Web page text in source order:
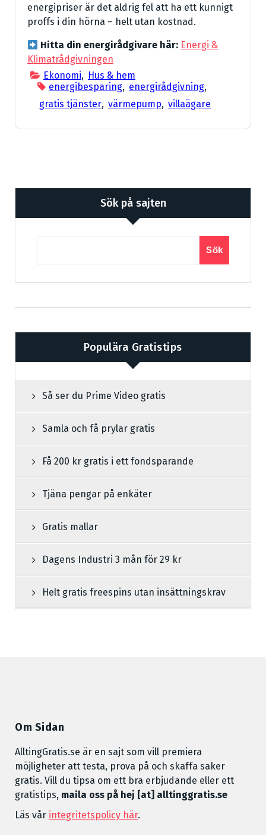
energipriser är det aldrig fel att ha ett kunnigt
proffs i din hörna – helt utan kostnad.
Hitta din energirådgivare här: Energi &
Klimatrådgivningen
Ekonomi, Hus & hem
energibesparing, energirådgivning,
gratis tjänster, värmepump, villaägare
Sök på sajten
Sök
Populära Gratistips
Så ser du Prime Video gratis
Samla och få prylar gratis
Få 200 kr gratis i ett fondsparande
Tjäna pengar på enkäter
Gratis mallar
Dagens Industri 3 mån för 29 kr
Helt gratis freespins utan insättningskrav
Om Sidan
AlltingGratis.se är en sajt som vill premiera
möjligheter att testa, prova på och skaffa saker
gratis. Vill du tipsa om ett bra erbjudande eller ett
gratistips, maila oss på hej [at] alltinggratis.se
Läs vår integritetspolicy här.